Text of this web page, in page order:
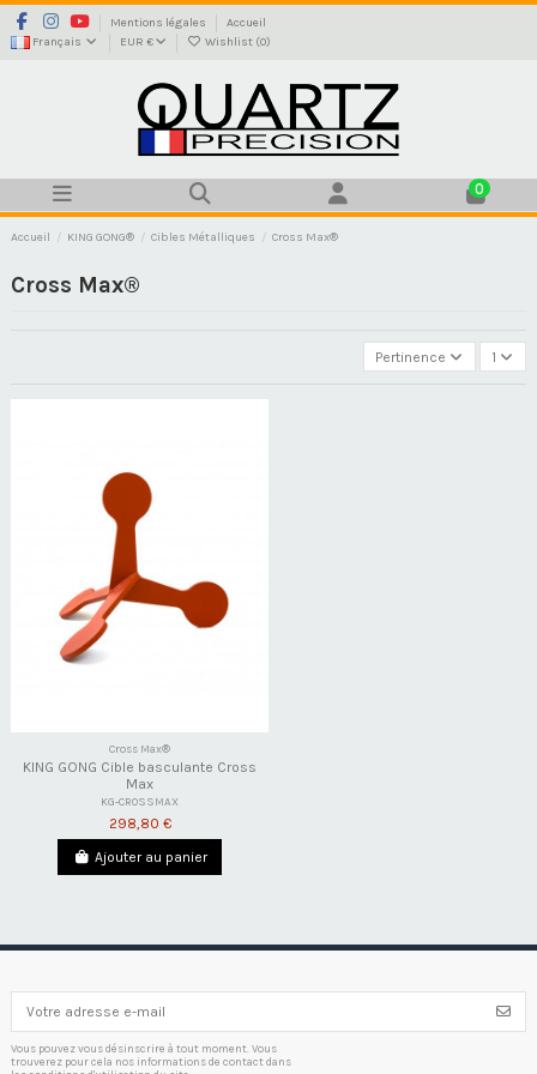
Mentions légales
Accueil
Français
EUR € Wishlist (0)
0
Accueil KING GONG® Cibles Métalliques Cross Max®
Cross Max®
Pertinence 1
Cross Max®
KING GONG Cible basculante Cross
Max
KG-CROSSMAX
298,80 €
Ajouter au panier
Vous pouvez vous désinscrire à tout moment. Vous
trouverez pour cela nos informations de contact dans